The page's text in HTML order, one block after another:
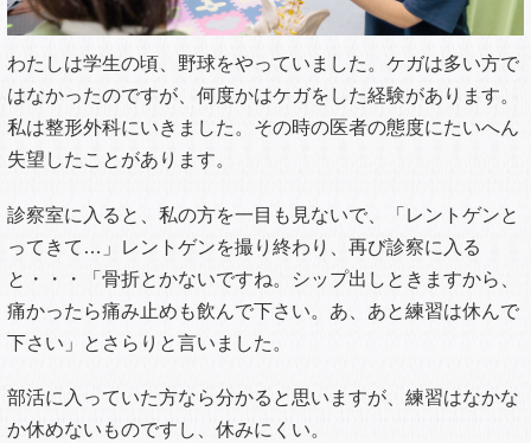
わたしは学生の頃、野球をやっていました。ケガは多い方で
はなかったのですが、何度かはケガをした経験があります。
私は整形外科にいきました。その時の医者の態度にたいへん
失望したことがあります。
診察室に入ると、私の方を一目も見ないで、「レントゲンと
ってきて…」レントゲンを撮り終わり、再び診察に入る
と・・・「骨折とかないですね。シップ出しときますから、
痛かったら痛み止めも飲んで下さい。あ、あと練習は休んで
下さい」とさらりと言いました。
部活に入っていた方なら分かると思いますが、練習はなかな
か休めないものですし、休みにくい。